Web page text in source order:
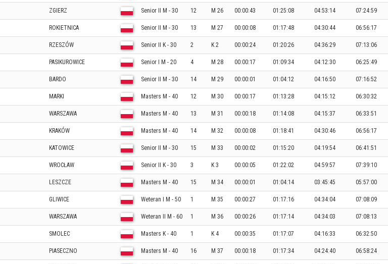
ZGIERZ Senior II M - 30 12 M 26 00:00:43 01:25:08 04:53:14 07:24:59
ROKIETNICA Senior II M - 30 13 M 27 00:00:08 01:17:48 04:30:44 06:56:17
RZESZÓW Senior II K - 30 2 K 2 00:00:24 01:20:26 04:36:29 07:13:06
PASIKUROWICE Senior I M - 20 4 M 28 00:00:17 01:09:34 04:12:30 06:25:49
BARDO Senior II M - 30 14 M 29 00:00:01 01:04:12 04:16:50 07:16:52
MARKI Masters M - 40 12 M 30 00:00:17 01:13:28 04:15:12 06:30:32
WARSZAWA Masters M - 40 13 M 31 00:00:18 01:14:08 04:15:37 06:33:51
KRAKÓW Masters M - 40 14 M 32 00:00:08 01:18:41 04:30:46 06:56:17
KATOWICE Senior II M - 30 15 M 33 00:00:02 01:15:20 04:19:54 06:41:51
WROCŁAW Senior II K - 30 3 K 3 00:00:05 01:22:02 04:59:57 07:39:10
LESZCZE Masters M - 40 15 M 34 00:00:01 01:04:14 03:45:45 05:57:00
GLIWICE Weteran I M - 50 1 M 35 00:00:27 01:17:16 04:34:04 07:08:09
WARSZAWA Weteran II M - 60 1 M 36 00:00:26 01:17:14 04:34:03 07:08:13
SMOLEC Masters K - 40 1 K 4 00:00:35 01:17:07 04:16:33 06:32:50
PIASECZNO Masters M - 40 16 M 37 00:00:18 01:17:34 04:24:40 06:58:24